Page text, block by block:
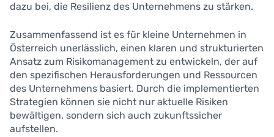
dazu bei, die Resilienz des Unternehmens zu stärken.
Zusammenfassend ist es für kleine Unternehmen in
Österreich unerlässlich, einen klaren und strukturierten
Ansatz zum Risikomanagement zu entwickeln, der auf
den spezifischen Herausforderungen und Ressourcen
des Unternehmens basiert. Durch die implementierten
Strategien können sie nicht nur aktuelle Risiken
bewältigen, sondern sich auch zukunftssicher
aufstellen.